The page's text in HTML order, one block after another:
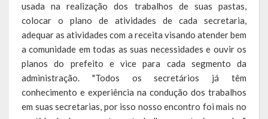
Histórias
A História da Comunidade Católica Nossa Senhora de Lourdes
de Vila Seca
A História da Comunidade Evangélica de Linha Kronenthal
A história da Comunidade Católica São Paulo de Lagoa dos Três
Cantos
usada na realização dos trabalhos de suas pastas,
colocar o plano de atividades de cada secretaria,
adequar as atividades com a receita visando atender bem
a comunidade em todas as suas necessidades e ouvir os
planos do prefeito e vice para cada segmento da
administração. "Todos os secretários já têm
conhecimento e experiência na condução dos trabalhos
em suas secretarias, por isso nosso encontro foi mais no